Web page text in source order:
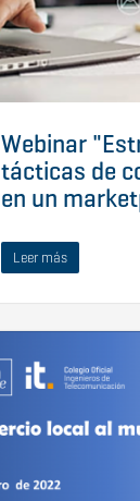
Webinar
tácticas de
en un
Leer más